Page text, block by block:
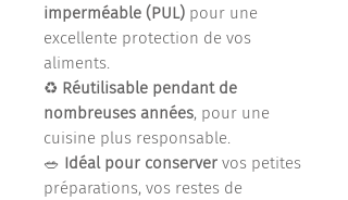
imperméable (PUL) pour une
excellente protection de vos
aliments.
♻️ Réutilisable pendant de
nombreuses années, pour une
cuisine plus responsable.
🥗 Idéal pour conserver vos petites
préparations, vos restes de